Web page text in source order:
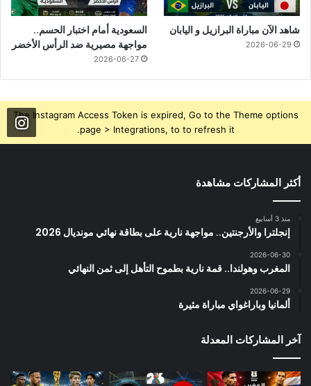
شاهد الآن مباراة البرازيل و اليابان
2026-06-29
السعودية أمام اختبار الحسم..
مواجهة مصيرية ضد الرأس الأخضر
2026-06-27
The Instagram Access Token is expired, Go to the Theme options
page > Integrations, to to refresh it.
أكثر المشاركات مشاهدة
منذ 3 أسابيع
إنجلترا والأرجنتين.. مواجهة نارية على بطاقة نهائي مونديال 2026
2026-06-30
المغرب وهولندا.. قمة نارية بطموح التأهل إلى ثمن النهائي
2026-06-29
ألمانيا وباراغواي مباراة مثيرة
آخر المشاركات المعدلة